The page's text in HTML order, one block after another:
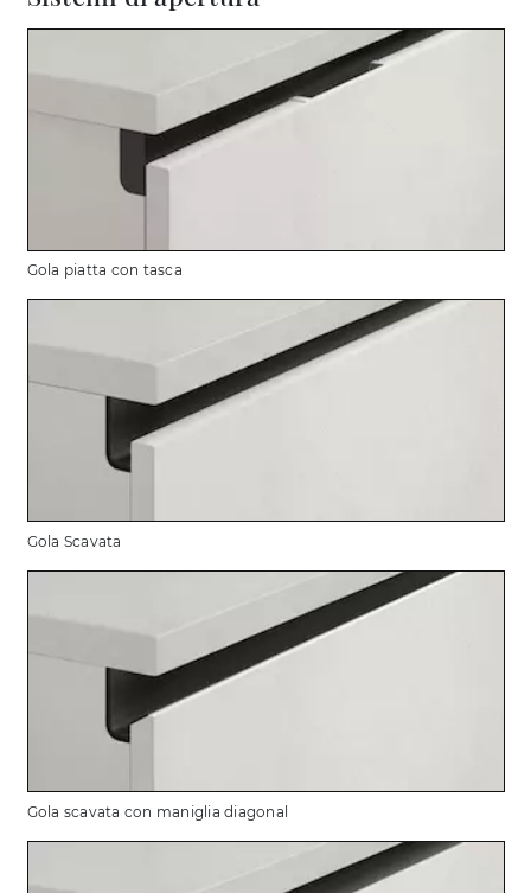
Gola piatta con tasca
Gola Scavata
Gola scavata con maniglia diagonal